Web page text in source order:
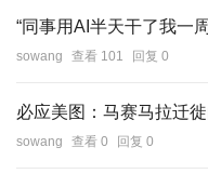
“同事用AI半天干了我一
sowang 查看 101 回复 0
必应美图：马赛马拉迁
sowang 查看 0 回复 0